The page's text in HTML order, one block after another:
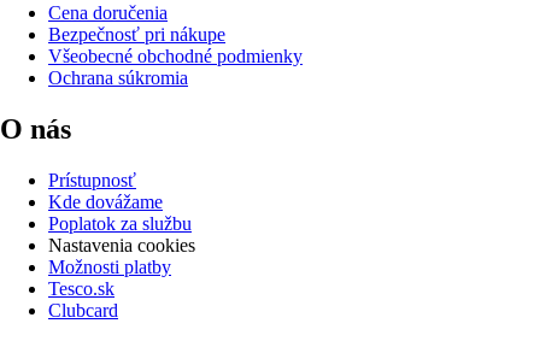
Cena doručenia
Bezpečnosť pri nákupe
Všeobecné obchodné podmienky
Ochrana súkromia
O nás
Prístupnosť
Kde dovážame
Poplatok za službu
Nastavenia cookies
Možnosti platby
Tesco.sk
Clubcard